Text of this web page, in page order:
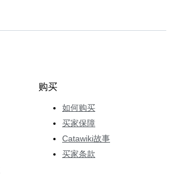
购买
如何购买
买家保障
Catawiki故事
买家条款